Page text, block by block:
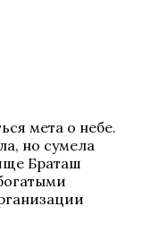
мета о небе.
но сумела
Браташ